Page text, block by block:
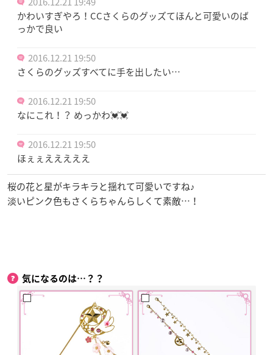
かわいすぎやろ！CCさくらのグッズてほんと可愛いのば
っかで良い
2016.12.21 19:50
さくらのグッズすべてに手を出したい…
2016.12.21 19:50
なにこれ！？ めっかわ💓💓
2016.12.21 19:50
ほぇぇえええええ
桜の花と星がキラキラと揺れて可愛いですね♪
淡いピンク色もさくらちゃんらしくて素敵…！
気になるのは…？？